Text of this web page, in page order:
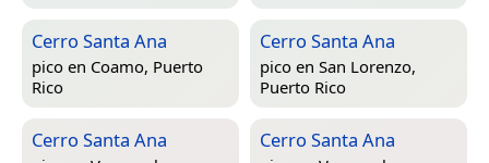
Cerro Santa Ana
pico en Coamo, Puerto
Rico
Cerro Santa Ana
pico en San Lorenzo,
Puerto Rico
Cerro Santa Ana Cerro Santa Ana